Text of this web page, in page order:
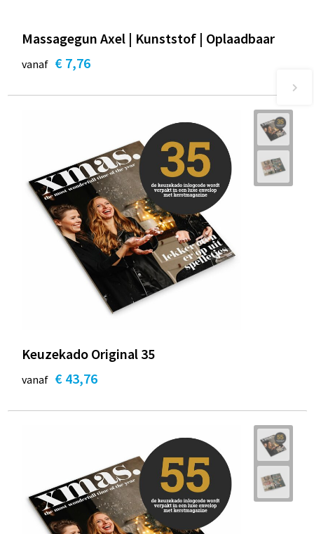
Massagegun Axel | Kunststof | Oplaadbaar
vanaf € 7,76
Keuzekado Original 35
vanaf € 43,76